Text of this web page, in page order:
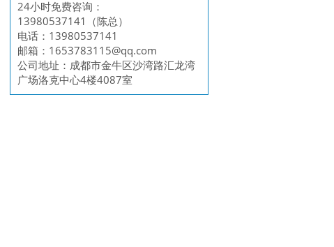
24小时免费咨询：
13980537141（陈总）
电话：13980537141
邮箱： 1653783115@qq.com
公司地址：成都市金牛区沙湾路汇龙湾
广场洛克中心4楼4087室